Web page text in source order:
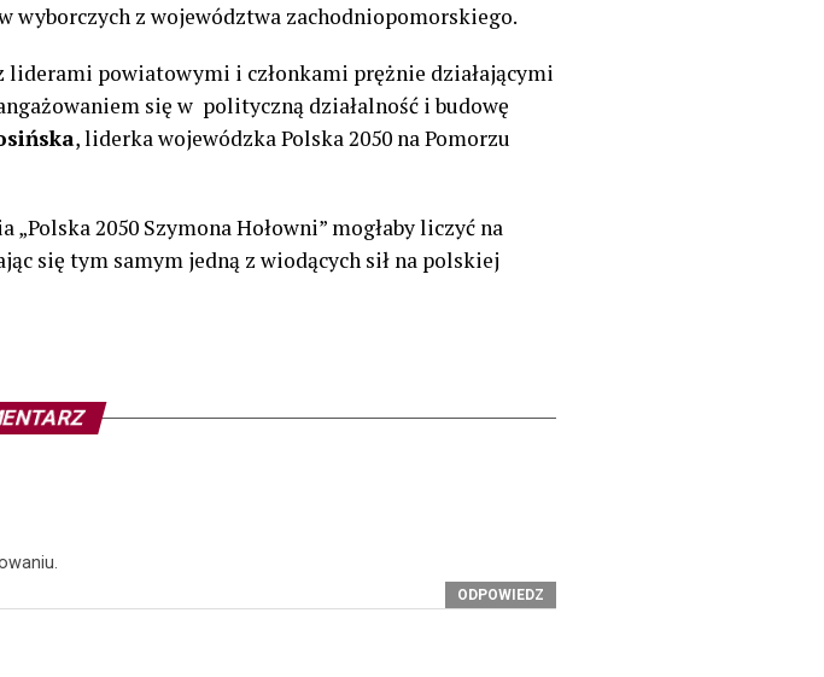
wyborczych z województwa zachodniopomorskiego.
liderami powiatowymi i członkami prężnie działającymi
się w polityczną działalność i budowę
, liderka wojewódzka Polska 2050 na Pomorzu
2050 Szymona Hołowni” mogłaby liczyć na
się tym samym jedną z wiodących sił na polskiej
ODPOWIEDZ